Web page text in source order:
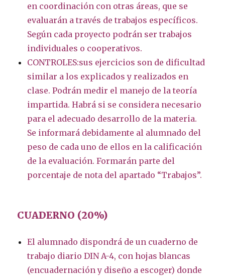
en coordinación con otras áreas, que se
evaluarán a través de trabajos específicos.
Según cada proyecto podrán ser trabajos
individuales o cooperativos.
CONTROLES:sus ejercicios son de dificultad
similar a los explicados y realizados en
clase. Podrán medir el manejo de la teoría
impartida. Habrá si se considera necesario
para el adecuado desarrollo de la materia.
Se informará debidamente al alumnado del
peso de cada uno de ellos en la calificación
de la evaluación. Formarán parte del
porcentaje de nota del apartado “Trabajos”.
CUADERNO (20%)
El alumnado dispondrá de un cuaderno de
trabajo diario DIN A-4, con hojas blancas
(encuadernación y diseño a escoger) donde